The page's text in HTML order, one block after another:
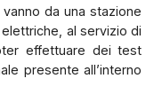
da una stazione
al servizio di
effettuare dei test
presente all’interno